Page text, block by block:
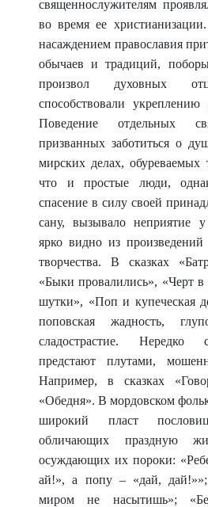
священнослужителям
во время ее
насаждением православия
обычаев и традиций,
произвол духовных
способствовали
Поведение отдельных
призванных заботиться о
мирских делах, обуреваемых
что и простые люди,
спасение в силу своей
сану, вызывало неприятие у
ярко видно из произведений
творчества. В сказках
«Быки провалились», «Черт
шутки», «Поп и купеческая
поповская жадность,
сладострастие. Нередко
предстают плутами,
Например, в сказках
«Обедня». В мордовском
широкий пласт
обличающих праздную
осуждающих их пороки:
ай!», а попу – «дай, дай!»»;
миром не насытишь»;